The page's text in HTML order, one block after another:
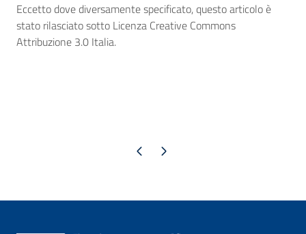
Eccetto dove diversamente specificato, questo articolo è
stato rilasciato sotto Licenza Creative Commons
Attribuzione 3.0 Italia.
Pagina precedente
Pagina successiva